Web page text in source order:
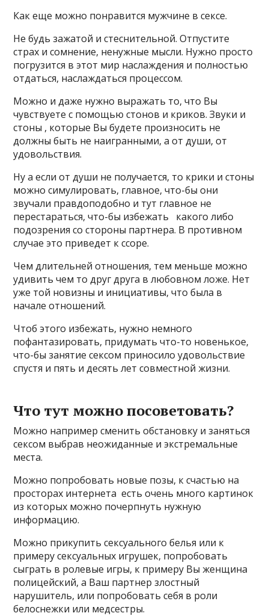
Как еще можно понравится мужчине в сексе.
Не будь зажатой и стеснительной. Отпустите
страх и сомнение, ненужные мысли. Нужно просто
погрузится в этот мир наслаждения и полностью
отдаться, наслаждаться процессом.
Можно и даже нужно выражать то, что Вы
чувствуете с помощью стонов и криков. Звуки и
стоны , которые Вы будете произносить не
должны быть не наигранными, а от души, от
удовольствия.
Ну а если от души не получается, то крики и стоны
можно симулировать, главное, что-бы они
звучали правдоподобно и тут главное не
перестараться, что-бы избежать какого либо
подозрения со стороны партнера. В противном
случае это приведет к ссоре.
Чем длительней отношения, тем меньше можно
удивить чем то друг друга в любовном ложе. Нет
уже той новизны и инициативы, что была в
начале отношений.
Чтоб этого избежать, нужно немного
пофантазировать, придумать что-то новенькое,
что-бы занятие сексом приносило удовольствие
спустя и пять и десять лет совместной жизни.
Что тут можно посоветовать?
Можно например сменить обстановку и заняться
сексом выбрав неожиданные и экстремальные
места.
Можно попробовать новые позы, к счастью на
просторах интернета есть очень много картинок
из которых можно почерпнуть нужную
информацию.
Можно прикупить сексуального белья или к
примеру сексуальных игрушек, попробовать
сыграть в ролевые игры, к примеру Вы женщина
полицейский, а Ваш партнер злостный
нарушитель, или попробовать себя в роли
белоснежки или медсестры.